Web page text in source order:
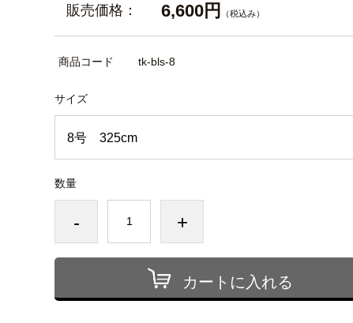
販売価格： 6,600円 （税込み）
商品コード tk-bls-8
サイズ
数量
- +
カートに入れる